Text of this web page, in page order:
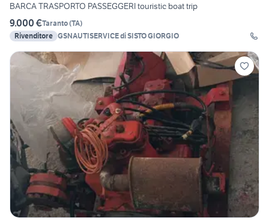
BARCA TRASPORTO PASSEGGERI touristic boat trip
9.000 €Taranto(TA)
Rivenditore GSNAUTISERVICE di SISTO GIORGIO